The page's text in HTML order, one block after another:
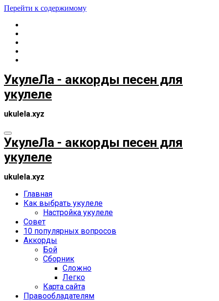
Перейти к содержимому
УкулеЛа - аккорды песен для
укулеле
ukulela.xyz
УкулеЛа - аккорды песен для
укулеле
ukulela.xyz
Главная
Как выбрать укулеле
Настройка укулеле
Совет
10 популярных вопросов
Аккорды
Бой
Сборник
Сложно
Легко
Карта сайта
Правообладателям